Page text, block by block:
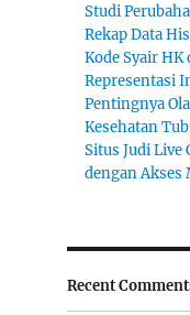
Studi
Rekap Data
Kode Syair HK
Representasi
Pentingnya
Kesehatan
Situs Judi Live
dengan Akses
Recent